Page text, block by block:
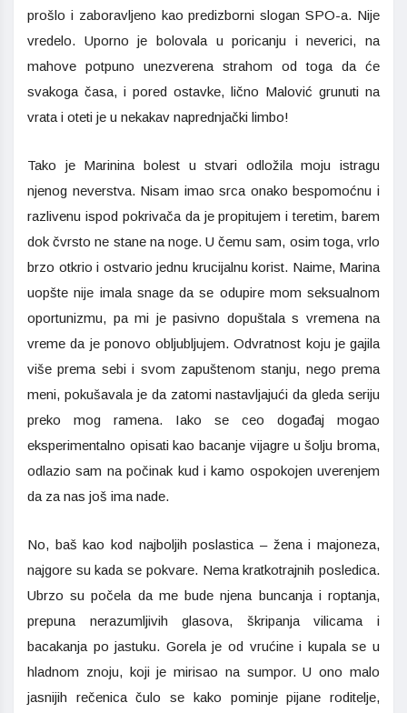
prošlo i zaboravljeno kao predizborni slogan SPO-a. Nije
vredelo. Uporno je bolovala u poricanju i neverici, na
mahove potpuno unezverena strahom od toga da će
svakoga časa, i pored ostavke, lično Malović grunuti na
vrata i oteti je u nekakav naprednjački limbo!
Tako je Marinina bolest u stvari odložila moju istragu
njenog neverstva. Nisam imao srca onako bespomoćnu i
razlivenu ispod pokrivača da je propitujem i teretim, barem
dok čvrsto ne stane na noge. U čemu sam, osim toga, vrlo
brzo otkrio i ostvario jednu krucijalnu korist. Naime, Marina
uopšte nije imala snage da se odupire mom seksualnom
oportunizmu, pa mi je pasivno dopuštala s vremena na
vreme da je ponovo obljubljujem. Odvratnost koju je gajila
više prema sebi i svom zapuštenom stanju, nego prema
meni, pokušavala je da zatomi nastavljajući da gleda seriju
preko mog ramena. Iako se ceo događaj mogao
eksperimentalno opisati kao bacanje vijagre u šolju broma,
odlazio sam na počinak kud i kamo ospokojen uverenjem
da za nas još ima nade.
No, baš kao kod najboljih poslastica – žena i majoneza,
najgore su kada se pokvare. Nema kratkotrajnih posledica.
Ubrzo su počela da me bude njena buncanja i roptanja,
prepuna nerazumljivih glasova, škripanja vilicama i
bacakanja po jastuku. Gorela je od vrućine i kupala se u
hladnom znoju, koji je mirisao na sumpor. U ono malo
jasnijih rečenica čulo se kako pominje pijane roditelje,